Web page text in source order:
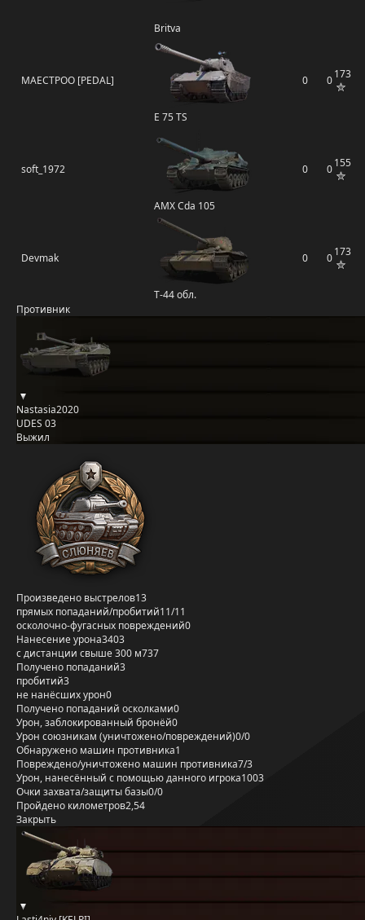
Britva
MAECTPOO [PEDAL]
E 75 TS
0 0173
soft_1972
AMX Cda 105
0 0155
Devmak
Т-44 обл.
0 0173
Противник
Nastasia2020
UDES 03
Выжил
Произведено выстрелов13
прямых попаданий/пробитий11/11
осколочно-фугасных повреждений0
Нанесение урона3403
с дистанции свыше 300 м737
Получено попаданий3
пробитий3
не нанёсших урон0
Получено попаданий осколками0
Урон, заблокированный бронёй0
Урон союзникам (уничтожено/повреждений)0/0
Обнаружено машин противника1
Повреждено/уничтожено машин противника7/3
Урон, нанесённый с помощью данного игрока1003
Очки захвата/защиты базы0/0
Пройдено километров2,54
Закрыть